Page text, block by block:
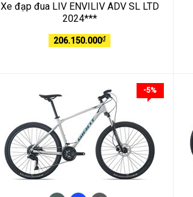
Xe đạp đua LIV ENVILIV ADV SL LTD
2024***
206.150.000₫
-5%